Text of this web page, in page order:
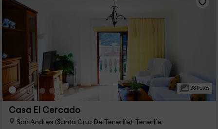
28 Fotos
Casa El Cercado
San Andres (Santa Cruz De Tenerife), Tenerife